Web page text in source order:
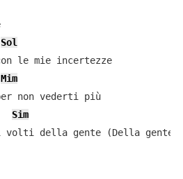
Sol
le mie incertezze
Mim
non vederti più
Sim
della gente (Della gente)